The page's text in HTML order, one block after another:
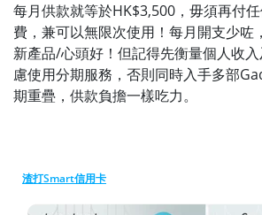
每月供款就等於HK$3,500，毋須再付
費，兼可以無限次使用！每月開支少咗
新產品/心頭好！但記得先衡量個人收
慮使用分期服務，否則同時入手多部
期重疊，供款負擔一樣吃力。
渣打Smart信用卡